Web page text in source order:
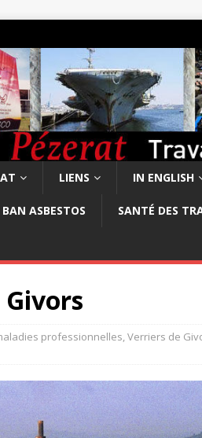
LIENS IN ENGLISH
BAN ASBESTOS SANTÉ DES
professionnelles,Verriers de